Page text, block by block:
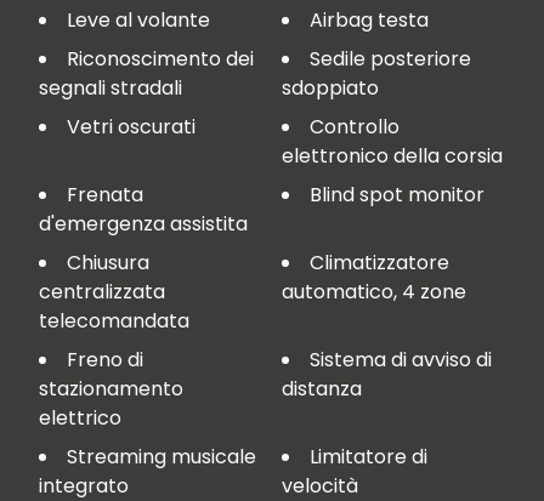
Leve al volante
Airbag testa
Riconoscimento dei
segnali stradali
Sedile posteriore
sdoppiato
Vetri oscurati
Controllo
elettronico della corsia
Frenata
d'emergenza assistita
Blind spot monitor
Chiusura
centralizzata
telecomandata
Climatizzatore
automatico, 4 zone
Freno di
stazionamento
elettrico
Sistema di avviso di
distanza
Streaming musicale
integrato
Limitatore di
velocità